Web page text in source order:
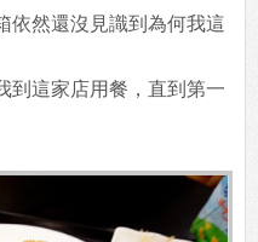
依然還沒見識到為何我這
到這家店用餐，直到第一